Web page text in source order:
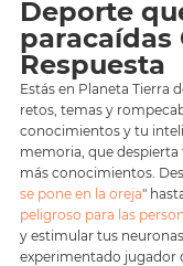
Deporte
paracaídas
Respuesta
Estás en Planeta Tierra
retos, temas y
conocimientos y tu
memoria, que
más conocimientos.
se pone en la oreja"
peligroso para las
y estimular tus
experimentado jugador